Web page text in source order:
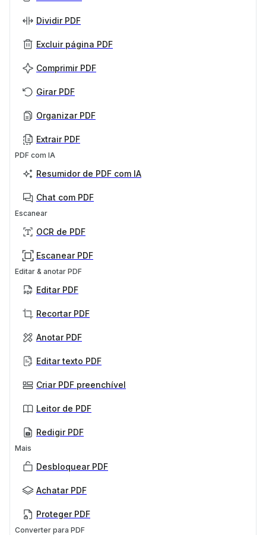
Dividir PDF
Excluir página PDF
Comprimir PDF
Girar PDF
Organizar PDF
Extrair PDF
PDF com IA
Resumidor de PDF com IA
Chat com PDF
Escanear
OCR de PDF
Escanear PDF
Editar & anotar PDF
Editar PDF
Recortar PDF
Anotar PDF
Editar texto PDF
Criar PDF preenchível
Leitor de PDF
Redigir PDF
Mais
Desbloquear PDF
Achatar PDF
Proteger PDF
Converter para PDF